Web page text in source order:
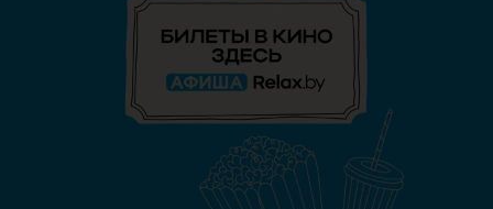
ЭФФЕКТИВНАЯ РЕКЛАМА НА САЙТЕ